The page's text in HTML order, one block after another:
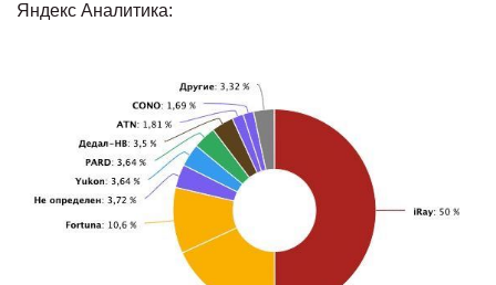
Яндекс Аналитика: